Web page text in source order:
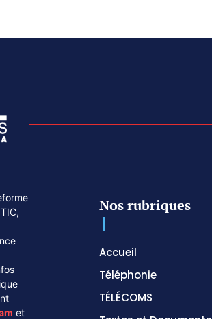
et
Nos rubriques
Accueil
Téléphonie
TÉLÉCOMS